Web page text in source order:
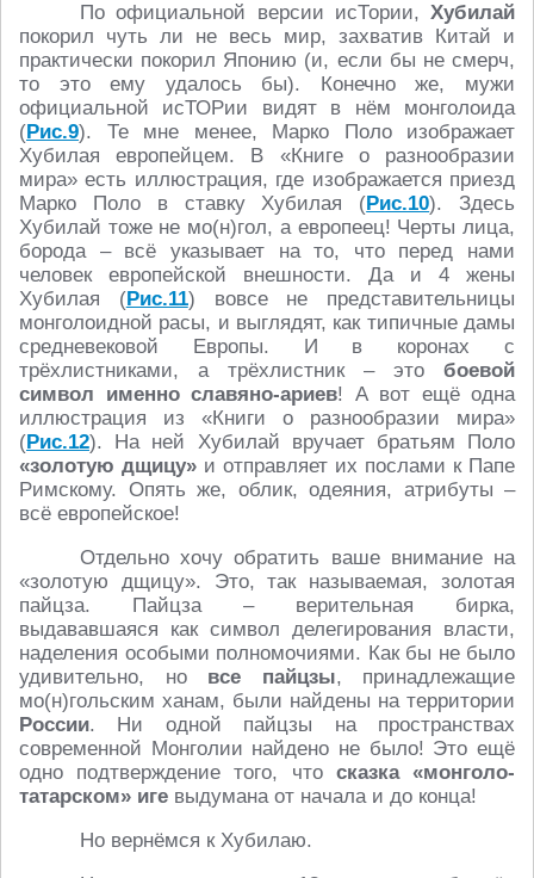
По официальной версии исТории, Хубилай
покорил чуть ли не весь мир, захватив Китай и
практически покорил Японию (и, если бы не смерч,
то это ему удалось бы). Конечно же, мужи
официальной исТОРии видят в нём монголоида
(Рис.9). Те мне менее, Марко Поло изображает
Хубилая европейцем. В «Книге о разнообразии
мира» есть иллюстрация, где изображается приезд
Марко Поло в ставку Хубилая (Рис.10). Здесь
Хубилай тоже не мо(н)гол, а европеец! Черты лица,
борода – всё указывает на то, что перед нами
человек европейской внешности. Да и 4 жены
Хубилая (Рис.11) вовсе не представительницы
монголоидной расы, и выглядят, как типичные дамы
средневековой Европы. И в коронах с
трёхлистниками, а трёхлистник – это боевой
символ именно славяно-ариев! А вот ещё одна
иллюстрация из «Книги о разнообразии мира»
(Рис.12). На ней Хубилай вручает братьям Поло
«золотую дщицу» и отправляет их послами к Папе
Римскому. Опять же, облик, одеяния, атрибуты –
всё европейское!
Отдельно хочу обратить ваше внимание на
«золотую дщицу». Это, так называемая, золотая
пайцза. Пайцза – верительная бирка,
выдававшаяся как символ делегирования власти,
наделения особыми полномочиями. Как бы не было
удивительно, но все пайцзы, принадлежащие
мо(н)гольским ханам, были найдены на территории
России. Ни одной пайцзы на пространствах
современной Монголии найдено не было! Это ещё
одно подтверждение того, что сказка «монголо-
татарском» иге выдумана от начала и до конца!
Но вернёмся к Хубилаю.